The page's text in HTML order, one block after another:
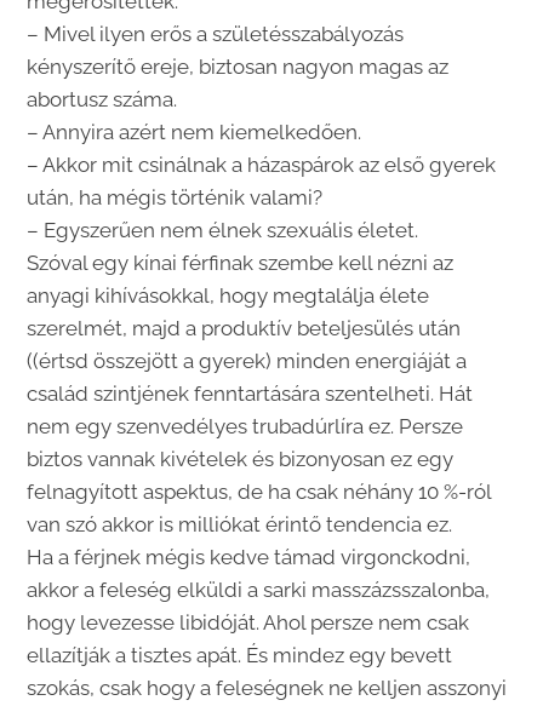
– Mivel ilyen erős a születésszabályozás
kényszerítő ereje, biztosan nagyon magas az
abortusz száma.
– Annyira azért nem kiemelkedően.
– Akkor mit csinálnak a házaspárok az első gyerek
után, ha mégis történik valami?
– Egyszerűen nem élnek szexuális életet.
Szóval egy kínai férfinak szembe kell nézni az
anyagi kihívásokkal, hogy megtalálja élete
szerelmét, majd a produktív beteljesülés után
((értsd összejött a gyerek) minden energiáját a
család szintjének fenntartására szentelheti. Hát
nem egy szenvedélyes trubadúrlíra ez. Persze
biztos vannak kivételek és bizonyosan ez egy
felnagyított aspektus, de ha csak néhány 10 %-ról
van szó akkor is milliókat érintő tendencia ez.
Ha a férjnek mégis kedve támad virgonckodni,
akkor a feleség elküldi a sarki masszázsszalonba,
hogy levezesse libidóját. Ahol persze nem csak
ellazítják a tisztes apát. És mindez egy bevett
szokás, csak hogy a feleségnek ne kelljen asszonyi